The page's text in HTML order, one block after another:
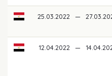
25.03.2022 —
12.04.2022 —